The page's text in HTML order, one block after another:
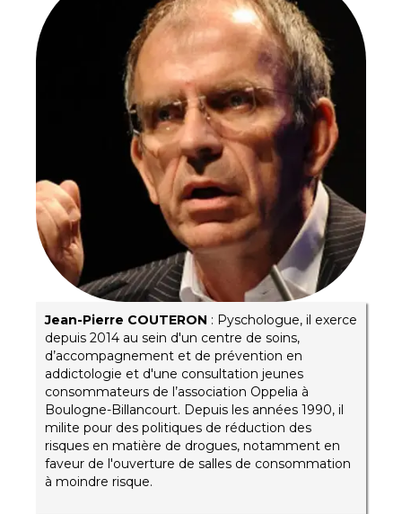
Jean-Pierre COUTERON : Pyschologue, il exerce
depuis 2014 au sein d'un centre de soins,
d’accompagnement et de prévention en
addictologie et d'une consultation jeunes
consommateurs de l’association Oppelia à
Boulogne-Billancourt. Depuis les années 1990, il
milite pour des politiques de réduction des
risques en matière de drogues, notamment en
faveur de l'ouverture de salles de consommation
à moindre risque.